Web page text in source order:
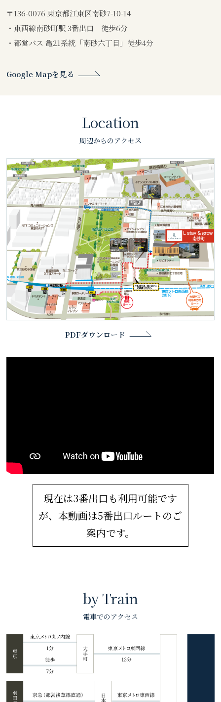
〒136-0076 東京都江東区南砂7-10-14
・東西線南砂町駅 3番出口 徒歩6分
・都営バス 亀21系統「南砂六丁目」徒歩4分
Google Mapを見る
Location
周辺からのアクセス
PDFダウンロード
現在は3番出口も利用可能です
が、本動画は5番出口ルートのご
案内です。
by Train
電車でのアクセス